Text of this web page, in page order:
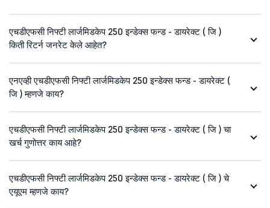
एचडीएफसी निफ्टी लार्जमिडकेप 250 इन्डेक्स फन्ड - डायरेक्ट ( जि )
किती रिटर्न जनरेट केले आहेत?
एनएव्ही एचडीएफसी निफ्टी लार्जमिडकेप 250 इन्डेक्स फन्ड - डायरेक्ट (
जि ) म्हणजे काय?
एचडीएफसी निफ्टी लार्जमिडकेप 250 इन्डेक्स फन्ड - डायरेक्ट ( जि ) चा
खर्च गुणोत्तर काय आहे?
एचडीएफसी निफ्टी लार्जमिडकेप 250 इन्डेक्स फन्ड - डायरेक्ट ( जि ) चे
एयूएम म्हणजे काय?